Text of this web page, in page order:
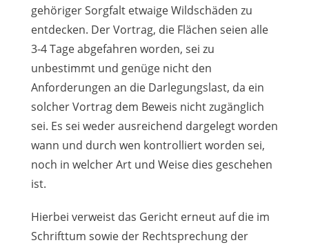
gehöriger Sorgfalt etwaige Wildschäden zu
entdecken. Der Vortrag, die Flächen seien alle
3-4 Tage abgefahren worden, sei zu
unbestimmt und genüge nicht den
Anforderungen an die Darlegungslast, da ein
solcher Vortrag dem Beweis nicht zugänglich
sei. Es sei weder ausreichend dargelegt worden
wann und durch wen kontrolliert worden sei,
noch in welcher Art und Weise dies geschehen
ist.
Hierbei verweist das Gericht erneut auf die im
Schrifttum sowie der Rechtsprechung der